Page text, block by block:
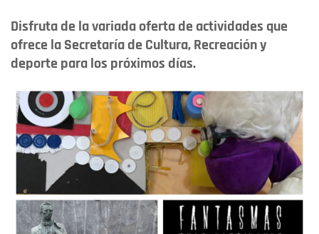
Disfruta de la variada oferta de actividades que
ofrece la Secretaría de Cultura, Recreación y
deporte para los próximos días.